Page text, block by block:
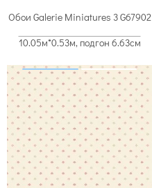
Обои Galerie Miniatures 3 G67902
10.05м*0.53м, подгон 6.63см